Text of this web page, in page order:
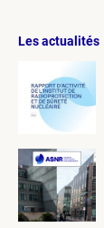
Les actualités